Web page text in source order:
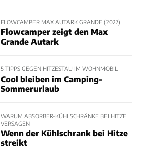
FLOWCAMPER MAX AUTARK GRANDE (2027)
Flowcamper zeigt den Max
Grande Autark
5 TIPPS GEGEN HITZESTAU IM WOHNMOBIL
Cool bleiben im Camping-
Sommerurlaub
WARUM ABSORBER-KÜHLSCHRÄNKE BEI HITZE
VERSAGEN
Wenn der Kühlschrank bei Hitze
streikt